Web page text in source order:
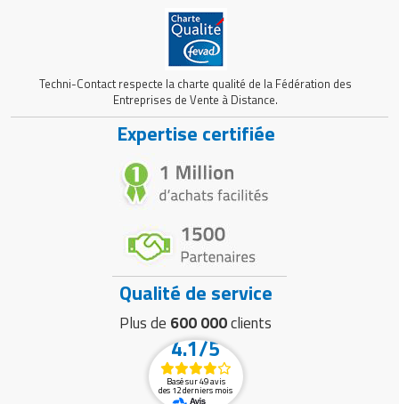
Techni-Contact respecte la charte qualité de la Fédération des
Entreprises de Vente à Distance.
Expertise certifiée
Qualité de service
Plus de 600 000clients
4.1/5
Basé sur 49 avis
des 12 derniers mois